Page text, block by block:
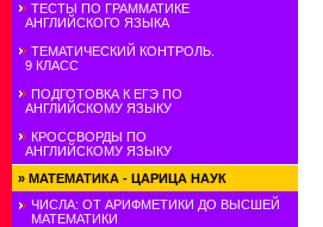
ТЕСТЫ ПО ГРАММАТИКЕ
АНГЛИЙСКОГО ЯЗЫКА
ТЕМАТИЧЕСКИЙ КОНТРОЛЬ.
9 КЛАСС
ПОДГОТОВКА К ЕГЭ ПО
АНГЛИЙСКОМУ ЯЗЫКУ
КРОССВОРДЫ ПО
АНГЛИЙСКОМУ ЯЗЫКУ
» МАТЕМАТИКА - ЦАРИЦА НАУК
ЧИСЛА: ОТ АРИФМЕТИКИ ДО ВЫСШЕЙ
МАТЕМАТИКИ